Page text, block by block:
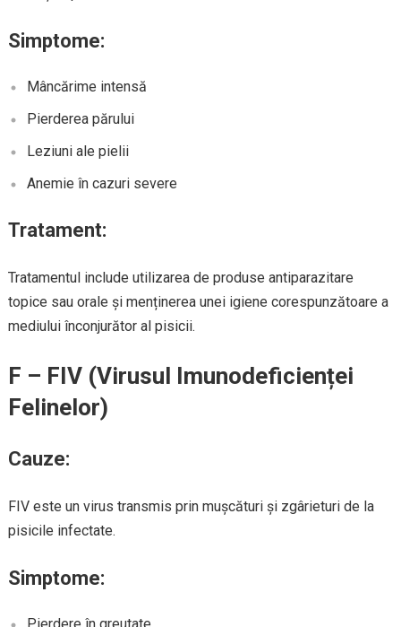
Simptome:
Mâncărime intensă
Pierderea părului
Leziuni ale pielii
Anemie în cazuri severe
Tratament:
Tratamentul include utilizarea de produse antiparazitare
topice sau orale și menținerea unei igiene corespunzătoare a
mediului înconjurător al pisicii.
F – FIV (Virusul Imunodeficienței
Felinelor)
Cauze:
FIV este un virus transmis prin mușcături și zgârieturi de la
pisicile infectate.
Simptome: